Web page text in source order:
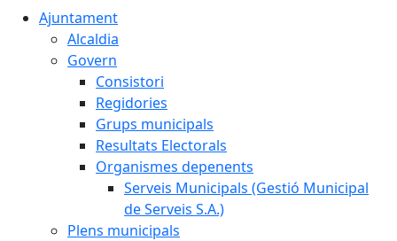
Ajuntament
Alcaldia
Govern
Consistori
Regidories
Grups municipals
Resultats Electorals
Organismes depenents
Serveis Municipals (Gestió Municipal
de Serveis S.A.)
Plens municipals